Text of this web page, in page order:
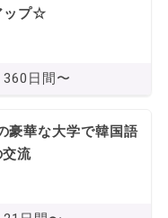
ップ☆
360日間〜
豪華な大学で韓国語
流